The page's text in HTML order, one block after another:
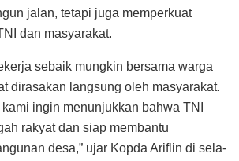
jalan, tetapi juga memperkuat
dan masyarakat.
sebaik mungkin bersama warga
dirasakan langsung oleh masyarakat.
ingin menunjukkan bahwa TNI
rakyat dan siap membantu
desa,” ujar Kopda Ariflin di sela-